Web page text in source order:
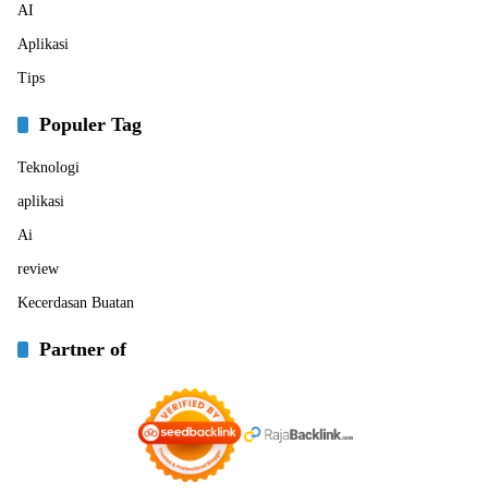
AI
Aplikasi
Tips
Populer Tag
Teknologi
aplikasi
Ai
review
Kecerdasan Buatan
Partner of